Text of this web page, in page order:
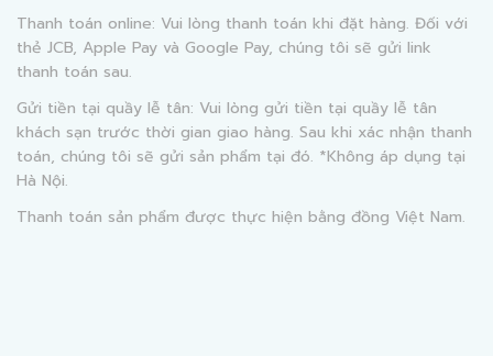
Thanh toán online: Vui lòng thanh toán khi đặt hàng. Đối với
thẻ JCB, Apple Pay và Google Pay, chúng tôi sẽ gửi link
thanh toán sau.
Gửi tiền tại quầy lễ tân: Vui lòng gửi tiền tại quầy lễ tân
khách sạn trước thời gian giao hàng. Sau khi xác nhận thanh
toán, chúng tôi sẽ gửi sản phẩm tại đó. *Không áp dụng tại
Hà Nội.
Thanh toán sản phẩm được thực hiện bằng đồng Việt Nam.